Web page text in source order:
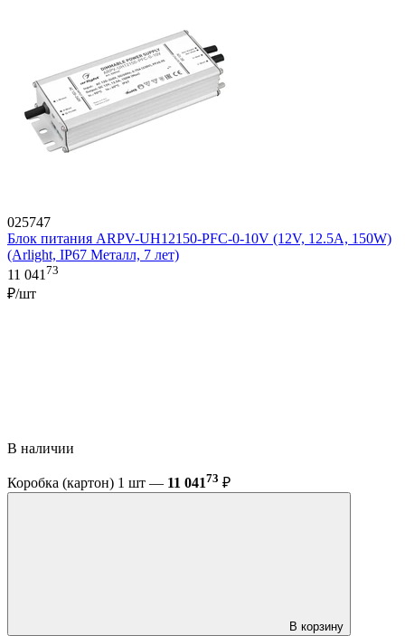
025747
Блок питания ARPV-UH12150-PFC-0-10V (12V, 12.5A, 150W)
(Arlight, IP67 Металл, 7 лет)
11 041 73
₽/шт
В наличии
Коробка (картон) 1 шт — 11 04173 ₽
В корзину